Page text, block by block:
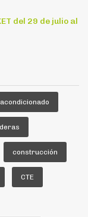
del 29 de julio al
construcción
CTE